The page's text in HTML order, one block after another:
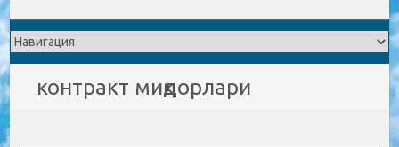
контракт миқдорлари